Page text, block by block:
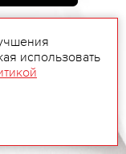
использовать